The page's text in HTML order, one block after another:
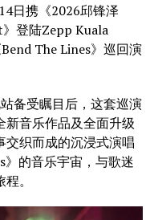
日携《2026邱锋泽
登陆Zepp Kuala
The Lines》巡回演
备受瞩目后，这套巡演
新音乐作品及全面升级
交织而成的沉浸式演唱
的音乐宇宙，与歌迷
。